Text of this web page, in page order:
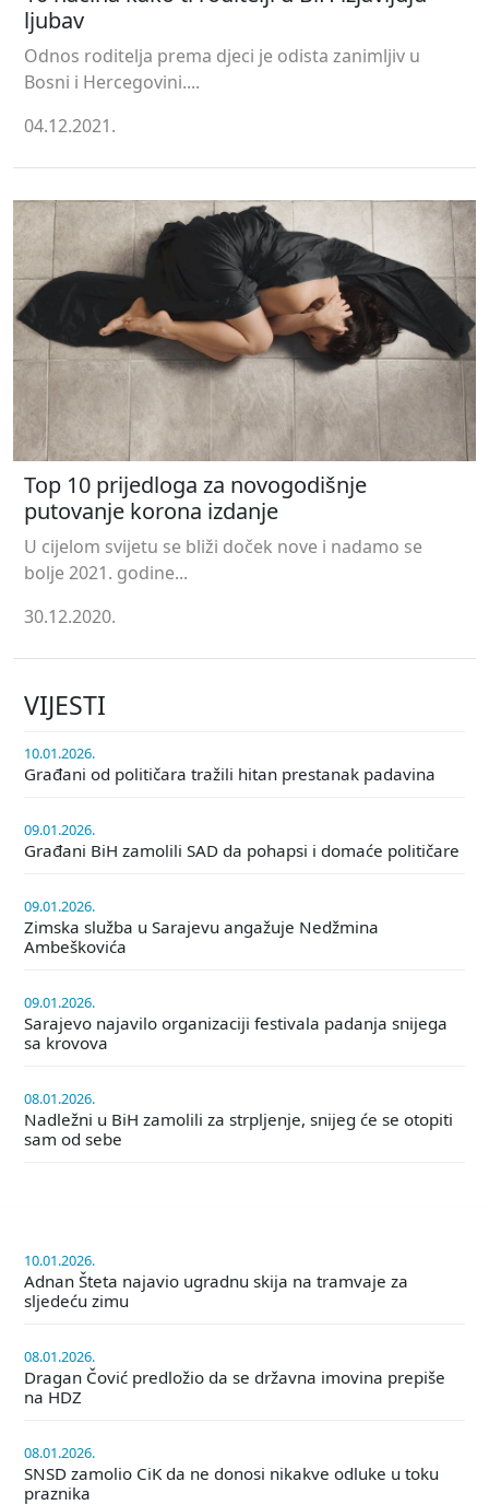
ljubav
Odnos roditelja prema djeci je odista zanimljiv u
Bosni i Hercegovini....
04.12.2021.
Top 10 prijedloga za novogodišnje
putovanje korona izdanje
U cijelom svijetu se bliži doček nove i nadamo se
bolje 2021. godine...
30.12.2020.
VIJESTI
10.01.2026.
Građani od političara tražili hitan prestanak padavina
09.01.2026.
Građani BiH zamolili SAD da pohapsi i domaće političare
09.01.2026.
Zimska služba u Sarajevu angažuje Nedžmina
Ambeškovića
09.01.2026.
Sarajevo najavilo organizaciji festivala padanja snijega
sa krovova
08.01.2026.
Nadležni u BiH zamolili za strpljenje, snijeg će se otopiti
sam od sebe
10.01.2026.
Adnan Šteta najavio ugradnu skija na tramvaje za
sljedeću zimu
08.01.2026.
Dragan Čović predložio da se državna imovina prepiše
na HDZ
08.01.2026.
SNSD zamolio CiK da ne donosi nikakve odluke u toku
praznika